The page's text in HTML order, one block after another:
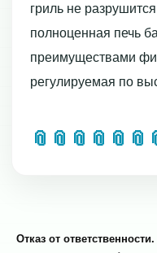
гриль не
полноценная печь
преимуществами
регулируемая по
📎 📎 📎 📎 📎 📎
Отказ от ответственности.